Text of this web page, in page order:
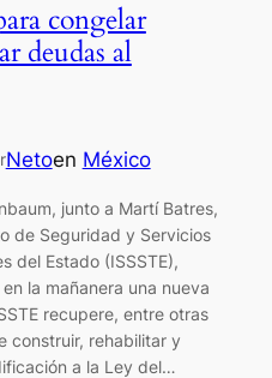
congelar
deudas al
Netoen México
junto a Martí Batres,
de Seguridad y Servicios
del Estado (ISSSTE),
la mañanera una nueva
recupere, entre otras
construir, rehabilitar y
a la Ley del…